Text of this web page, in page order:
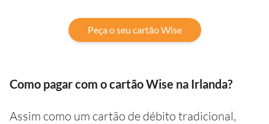
Peça o seu cartão Wise
Como pagar com o cartão Wise na Irlanda?
Assim como um cartão de débito tradicional,